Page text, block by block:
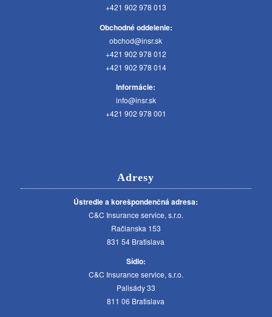
+421 902 978 013
Obchodné oddelenie:
obchod@insr.sk
+421 902 978 012
+421 902 978 014
Informácie:
info@insr.sk
+421 902 978 001
Adresy
Ústredie a korešpondenčná adresa:
C&C Insurance service, s.r.o.
Račianska 153
831 54 Bratislava
Sídlo:
C&C Insurance service, s.r.o.
Palisády 33
811 06 Bratislava